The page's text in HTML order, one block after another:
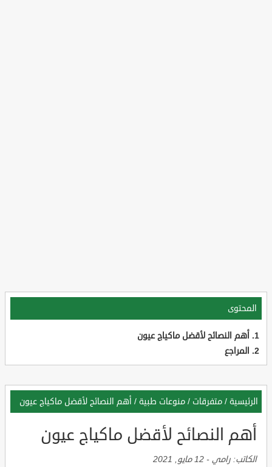
المحتوى
أهم النصائح لأقضل ماكياج عيون
المراجع
الرئيسية / متفرقات / منوعات طبية / أهم النصائح لأقضل ماكياج عيون
أهم النصائح لأقضل ماكياج عيون
الكاتب: رامي - 12 مايو, 2021